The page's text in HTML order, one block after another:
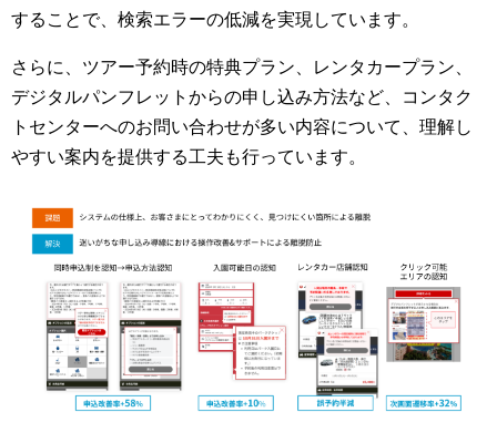
することで、検索エラーの低減を実現しています。
さらに、ツアー予約時の特典プラン、レンタカープラン、
デジタルパンフレットからの申し込み方法など、コンタク
トセンターへのお問い合わせが多い内容について、理解し
やすい案内を提供する工夫も行っています。